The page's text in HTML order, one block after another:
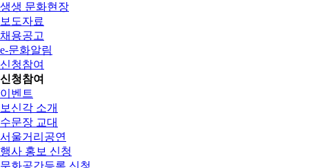
생생 문화현장
보도자료
채용공고
e-문화알림
신청참여
신청참여
이벤트
보신각 소개
수문장 교대
서울거리공연
행사 홍보 신청
문화공간등록 신청